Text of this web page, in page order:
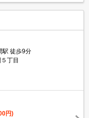
駅 徒歩9分
丁目
円)